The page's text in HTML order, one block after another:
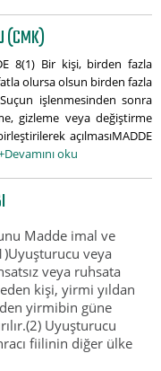
(CMK)
8(1) Bir kişi, birden fazla
olursa olsun birden fazla
işlenmesinden sonra
gizleme veya değiştirme
açılmasıMADDE
oku
Madde imal ve
veya
veya ruhsata
kişi, yirmi yıldan
yirmibin güne
Uyuşturucu
fiilinin diğer ülke